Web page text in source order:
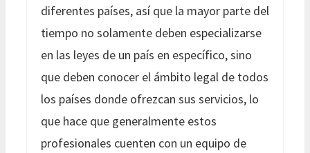
diferentes países, así que la mayor parte del
tiempo no solamente deben especializarse
en las leyes de un país en específico, sino
que deben conocer el ámbito legal de todos
los países donde ofrezcan sus servicios, lo
que hace que generalmente estos
profesionales cuenten con un equipo de